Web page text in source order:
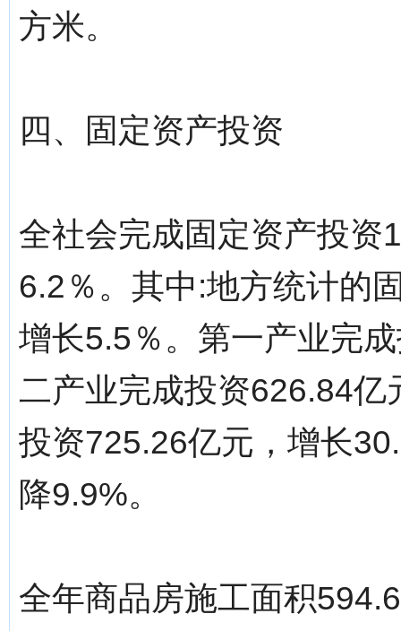
方米。
四、固定资产投资
全社会完成固定资产投资
6.2％。其中:地方统计的
增长5.5％。第一产业完
二产业完成投资626.84
投资725.26亿元，增长
降9.9%。
全年商品房施工面积